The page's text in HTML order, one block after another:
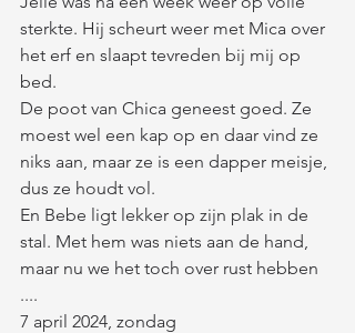
sterkte. Hij scheurt weer met Mica over
het erf en slaapt tevreden bij mij op
bed.
De poot van Chica geneest goed. Ze
moest wel een kap op en daar vind ze
niks aan, maar ze is een dapper meisje,
dus ze houdt vol.
En Bebe ligt lekker op zijn plak in de
stal. Met hem was niets aan de hand,
maar nu we het toch over rust hebben
....
7 april 2024, zondag